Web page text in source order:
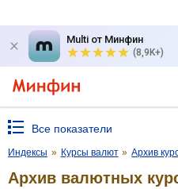
Multi от Минфин
(8,9K+)
Все показатели
Индексы » Курсы валют » Архив
Архив валютных